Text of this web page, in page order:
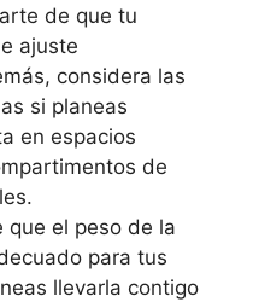
de que tu
ajuste
considera las
si planeas
en espacios
de
que el peso de la
para tus
llevarla contigo